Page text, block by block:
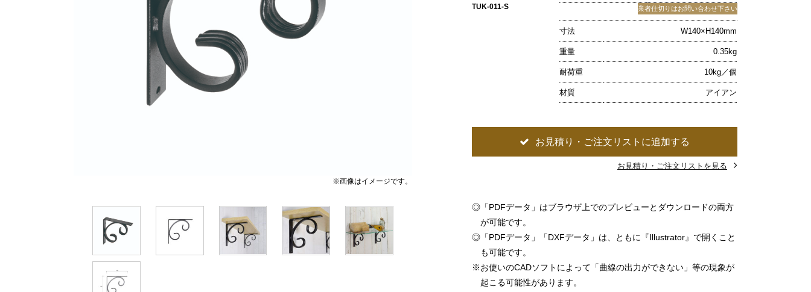
※画像はイメージです。
TUK-011-S 業者仕切りはお問い合わせ下さい
寸法 W140×H140mm
重量 0.35kg
耐荷重 10kg／個
材質 アイアン
お見積り・ご注文リストに追加する
お見積り・ご注文リストを見る
◎ 「PDFデータ」はブラウザ上でのプレビューとダウンロードの両方
が可能です。
◎ 「PDFデータ」「DXFデータ」は、ともに『Illustrator』で開くこと
も可能です。
※お使いのCADソフトによって「曲線の出力ができない」等の現象が
起こる可能性があります。